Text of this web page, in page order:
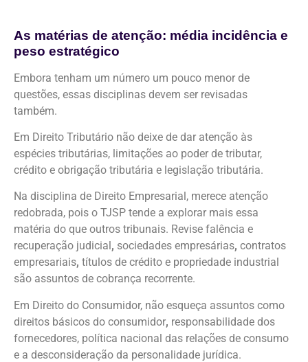
As matérias de atenção: média incidência e
peso estratégico
Embora tenham um número um pouco menor de
questões, essas disciplinas devem ser revisadas
também.
Em Direito Tributário não deixe de dar atenção às
espécies tributárias, limitações ao poder de tributar,
crédito e obrigação tributária e legislação tributária.
Na disciplina de Direito Empresarial, merece atenção
redobrada, pois o TJSP tende a explorar mais essa
matéria do que outros tribunais. Revise falência e
recuperação judicial , sociedades empresárias, contratos
empresariais, títulos de crédito e propriedade industrial
são assuntos de cobrança recorrente.
Em Direito do Consumidor, não esqueça assuntos como
direitos básicos do consumidor, responsabilidade dos
fornecedores, política nacional das relações de consumo
e a desconsideração da personalidade jurídica.